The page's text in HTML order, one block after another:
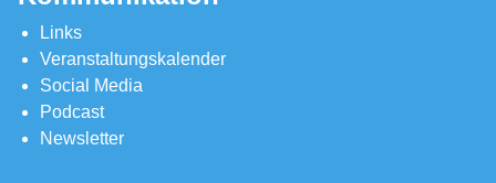
Links
Veranstaltungskalender
Social Media
Podcast
Newsletter